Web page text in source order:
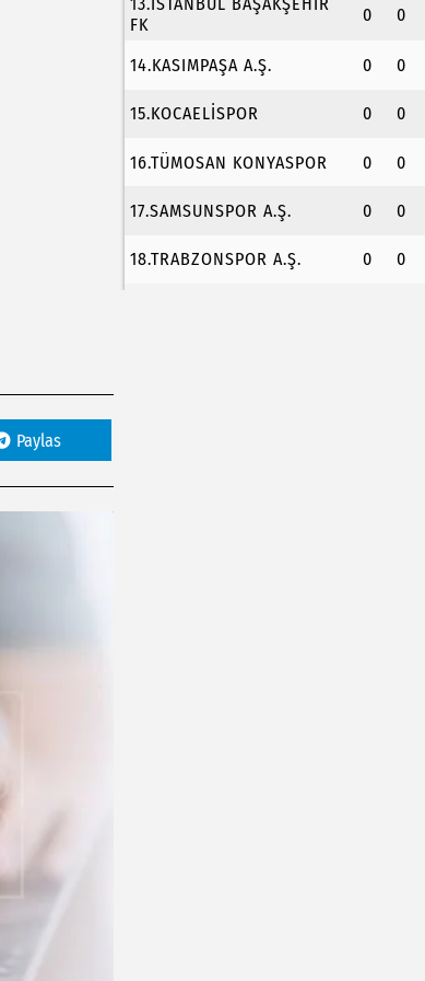
Paylas
FK
0 0
14.KASIMPAŞA A.Ş. 0 0
15.KOCAELİSPOR 0 0
16.TÜMOSAN KONYASPOR 0 0
17.SAMSUNSPOR A.Ş. 0 0
18.TRABZONSPOR A.Ş. 0 0